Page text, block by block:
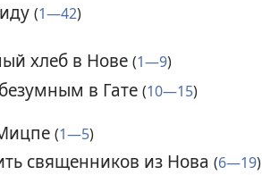
(1—42)
хлеб в Нове (1—9)
в Гате (10—15)
(1—5)
священников из Нова (6—19)